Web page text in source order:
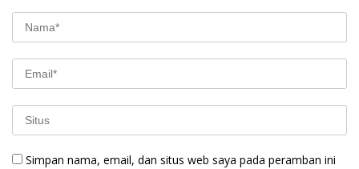
Simpan nama, email, dan situs web saya pada peramban ini